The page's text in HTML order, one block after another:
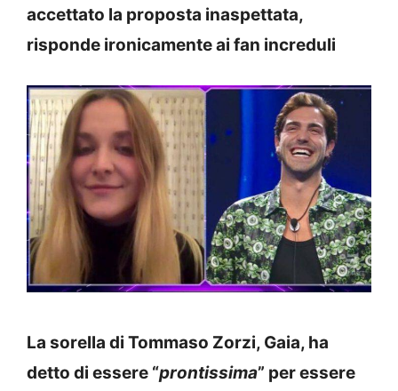
accettato la proposta inaspettata,
risponde ironicamente ai fan increduli
La sorella di Tommaso Zorzi, Gaia, ha
detto di essere “prontissima” per essere